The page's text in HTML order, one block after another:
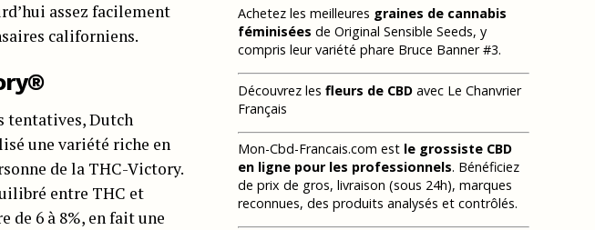
assez facilement
californiens.
tentatives, Dutch
une variété riche en
de la THC-Victory.
entre THC et
de 6 à 8%, en fait une
Achetez les meilleures graines de cannabis
féminisées de Original Sensible Seeds, y
compris leur variété phare Bruce Banner #3.
Découvrez les fleurs de CBD avec Le Chanvrier
Français
Mon-Cbd-Francais.com est le grossiste CBD
en ligne pour les professionnels. Bénéficiez
de prix de gros, livraison (sous 24h), marques
reconnues, des produits analysés et contrôlés.